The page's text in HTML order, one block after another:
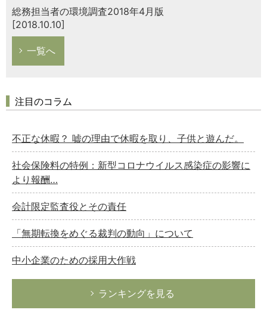
総務担当者の環境調査2018年4月版
[2018.10.10]
一覧へ
注目のコラム
不正な休暇？ 嘘の理由で休暇を取り、子供と遊んだ。
社会保険料の特例：新型コロナウイルス感染症の影響に
より報酬…
会計限定監査役とその責任
「無期転換をめぐる裁判の動向」について
中小企業のための採用大作戦
ランキングを見る